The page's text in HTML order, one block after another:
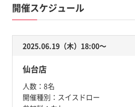
開催スケジュール
2025.06.19（木）18:00〜
仙台店
人数： 8名
開催種別： スイスドロー